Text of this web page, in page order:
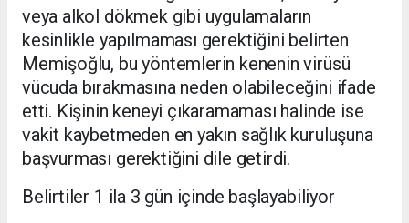
veya alkol dökmek gibi uygulamaların
kesinlikle yapılmaması gerektiğini belirten
Memişoğlu, bu yöntemlerin kenenin virüsü
vücuda bırakmasına neden olabileceğini ifade
etti. Kişinin keneyi çıkaramaması halinde ise
vakit kaybetmeden en yakın sağlık kuruluşuna
başvurması gerektiğini dile getirdi.
Belirtiler 1 ila 3 gün içinde başlayabiliyor